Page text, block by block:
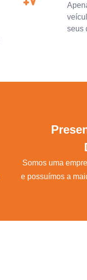
seus
Somos uma
e possuímos a